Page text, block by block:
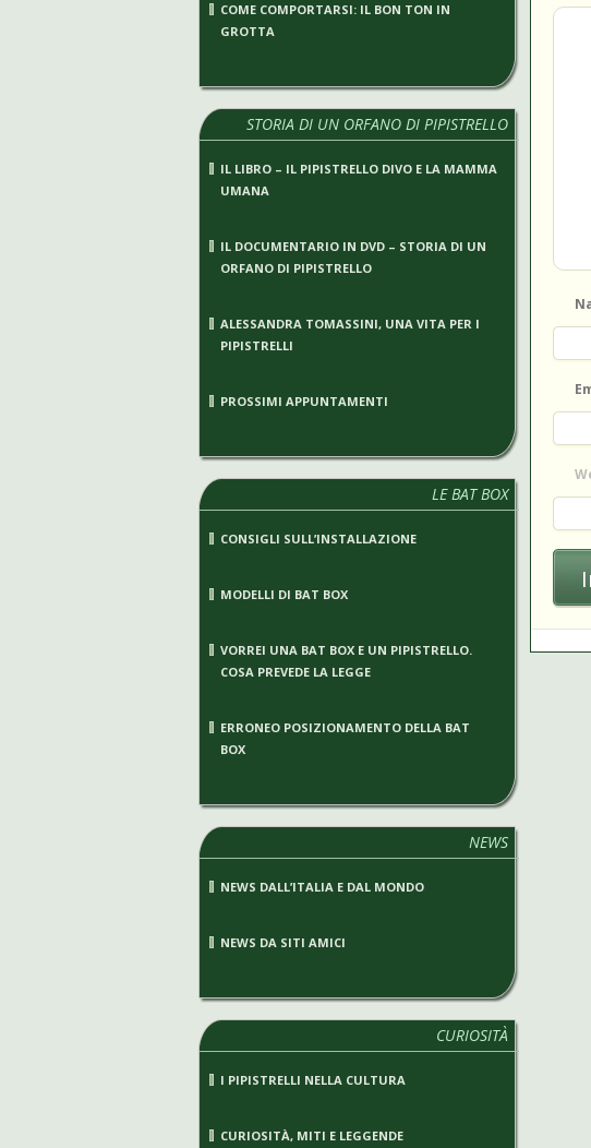
COME COMPORTARSI: IL BON TON IN
GROTTA
STORIA DI UN ORFANO DI PIPISTRELLO
IL LIBRO – IL PIPISTRELLO DIVO E LA MAMMA
UMANA
IL DOCUMENTARIO IN DVD – STORIA DI UN
ORFANO DI PIPISTRELLO
ALESSANDRA TOMASSINI, UNA VITA PER I
PIPISTRELLI
PROSSIMI APPUNTAMENTI
LE BAT BOX
CONSIGLI SULL’INSTALLAZIONE
MODELLI DI BAT BOX
VORREI UNA BAT BOX E UN PIPISTRELLO.
COSA PREVEDE LA LEGGE
ERRONEO POSIZIONAMENTO DELLA BAT
BOX
NEWS
NEWS DALL’ITALIA E DAL MONDO
NEWS DA SITI AMICI
CURIOSITÀ
I PIPISTRELLI NELLA CULTURA
CURIOSITÀ, MITI E LEGGENDE